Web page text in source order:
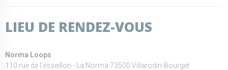
LIEU DE RENDEZ-VOUS
Norma Loops
110 rue de l'esseillon - La Norma 73500 Villarodin-Bourget